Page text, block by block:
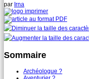
par Irna
Sommaire
Archéologue ?